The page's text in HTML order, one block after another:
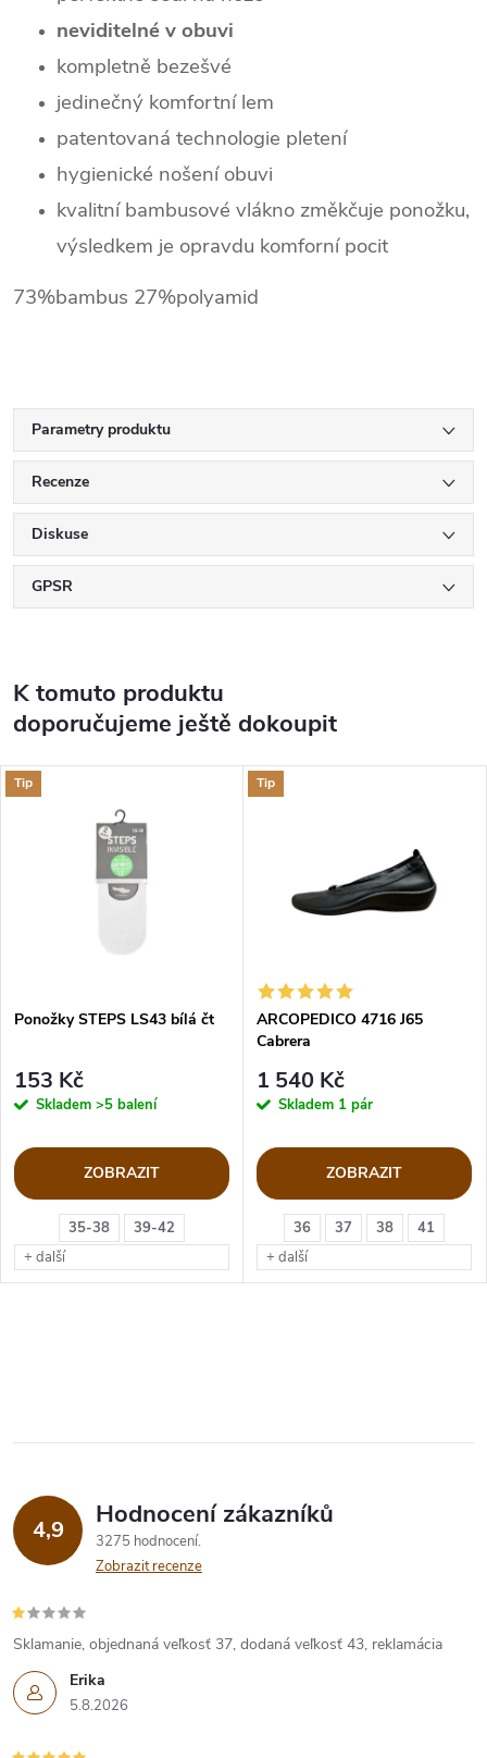
neviditelné v obuvi
kompletně bezešvé
jedinečný komfortní lem
patentovaná technologie pletení
hygienické nošení obuvi
kvalitní bambusové vlákno změkčuje ponožku,
výsledkem je opravdu komforní pocit
73%bambus 27%polyamid
Parametry produktu
Recenze
Diskuse
GPSR
K tomuto produktu
doporučujeme ještě dokoupit
Tip
35-38
39-42
+ další
Ponožky STEPS LS43 bílá čt
153 Kč
Skladem >5 balení
ZOBRAZIT
Tip
36 37 38
41
+ další
ARCOPEDICO 4716 J65
Cabrera
1 540 Kč
Skladem 1 pár
ZOBRAZIT
4,9 Hodnocení zákazníků
3275 hodnocení
Zobrazit recenze
Erika
5.8.2026
Sklamanie, objednaná veľkosť 37, dodaná veľkosť 43, reklamácia